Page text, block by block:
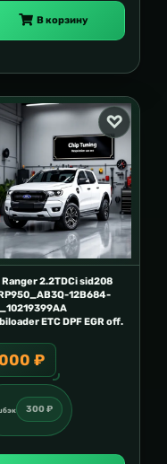
В корзину
2.2TDCi sid208
12B684-
ETC DPF EGR off.
₽
300 ₽